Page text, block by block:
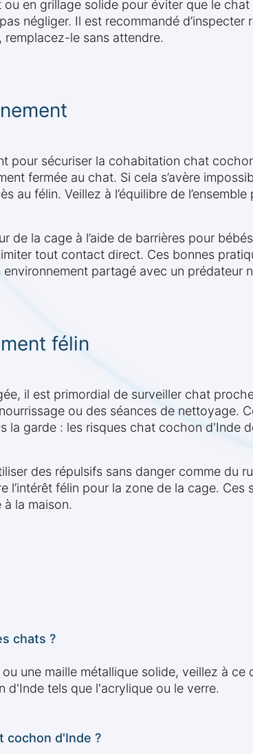
en grillage solide pour éviter que le chat
négliger. Il est recommandé d’inspecter
remplacez-le sans attendre.
pour sécuriser la cohabitation chat
fermée au chat. Si cela s’avère
au félin. Veillez à l’équilibre de
la cage à l’aide de barrières pour
tout contact direct. Ces bonnes
partagé avec un prédateur
félin
il est primordial de surveiller chat
ou des séances de nettoyage.
la garde : les risques chat cochon d'Inde
des répulsifs sans danger comme du
l’intérêt félin pour la zone de la cage.
la maison.
chats ?
une maille métallique solide, veillez à ce
d'Inde tels que l'acrylique ou le verre.
cochon d'Inde ?